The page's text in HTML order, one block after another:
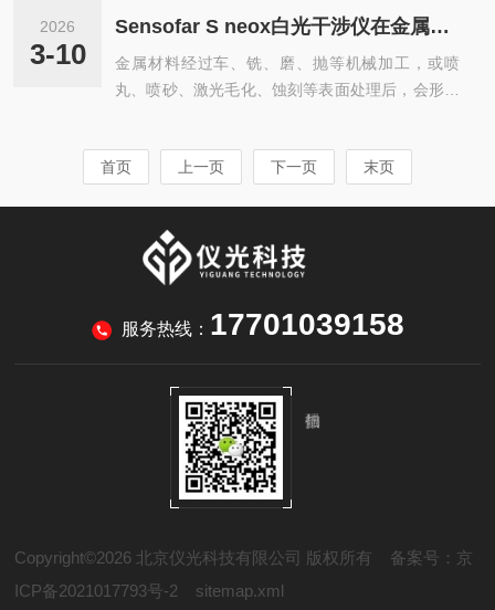
注塑、压铸还是冲压的模具，其型腔表面的粗糙度
以测量模具抛光后的表面粗糙度...
统级封装等方向发展，结构日益复杂，特征尺寸不
断缩小，对检测技术提出了更高要求。白光干涉仪
作为一种非接触式三维形貌测量技术，在微电子封
装的研发、工艺监控与失效分析中发挥着作用。Se
方案。在晶圆级封装中，凸点、铜柱、再布线层是
常见结构。白光干涉仪可以快速测量焊料凸点或铜
2026
3-10
Sensofar S neox白光干涉仪在金属材料表面处理评价中的作用
金属材料经过车、铣、磨、抛等机械加工，或喷
丸、喷砂、激光毛化、蚀刻等表面处理后，会形成
力、润滑保持等性能密切相关。白光干涉仪能够对
SensofarSneox系统在此领域的应用，提供了从二
维参数到三维功能参数的全面分析方案。对于机械
数，如Ra,Rz,Rq等。更重要的...
首页 上一页 下一页 末页
服务热线： 17701039158
Copyright©2026 北京仪光科技有限公司 版权所有 备案号：京
ICP备2021017793号-2
sitemap.xml